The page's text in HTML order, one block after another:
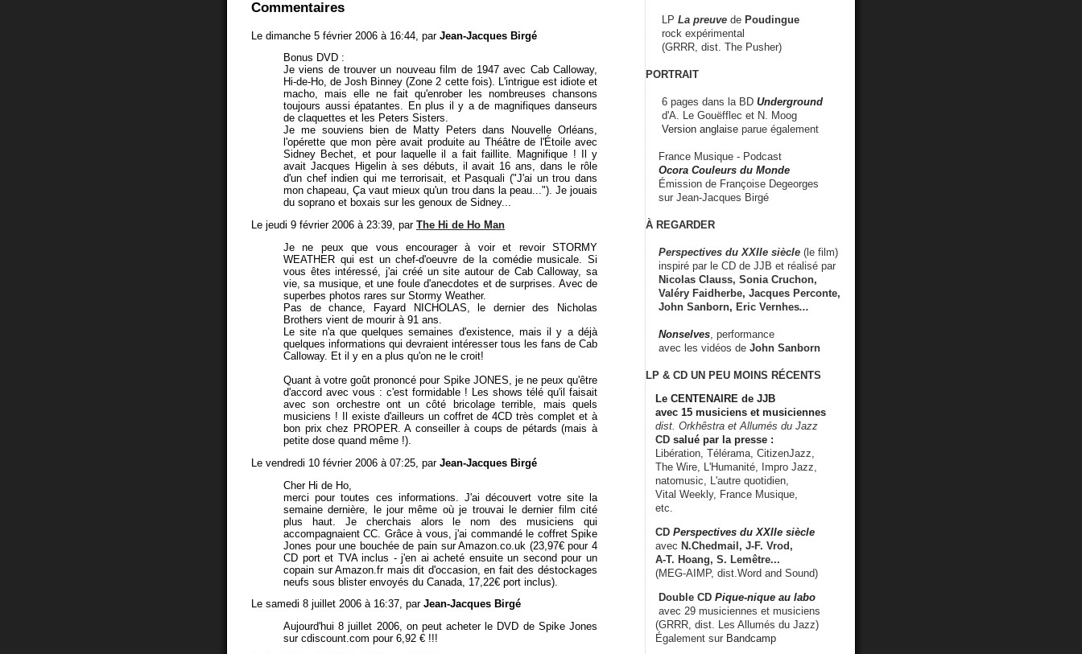
Commentaires
Le dimanche 5 février 2006 à 16:44, par Jean-Jacques Birgé
Bonus DVD :
Je viens de trouver un nouveau film de 1947 avec Cab Calloway,
Hi-de-Ho, de Josh Binney (Zone 2 cette fois). L'intrigue est idiote et
macho, mais elle ne fait qu'enrober les nombreuses chansons
toujours aussi épatantes. En plus il y a de magnifiques danseurs
de claquettes et les Peters Sisters.
Je me souviens bien de Matty Peters dans Nouvelle Orléans,
l'opérette que mon père avait produite au Théâtre de l'Étoile avec
Sidney Bechet, et pour laquelle il a fait faillite. Magnifique ! Il y
avait Jacques Higelin à ses débuts, il avait 16 ans, dans le rôle
d'un chef indien qui me terrorisait, et Pasquali ("J'ai un trou dans
mon chapeau, Ça vaut mieux qu'un trou dans la peau..."). Je jouais
du soprano et boxais sur les genoux de Sidney...
Le jeudi 9 février 2006 à 23:39, par The Hi de Ho Man
Je ne peux que vous encourager à voir et revoir STORMY
WEATHER qui est un chef-d'oeuvre de la comédie musicale. Si
vous êtes intéressé, j'ai créé un site autour de Cab Calloway, sa
vie, sa musique, et une foule d'anecdotes et de surprises. Avec de
superbes photos rares sur Stormy Weather.
Pas de chance, Fayard NICHOLAS, le dernier des Nicholas
Brothers vient de mourir à 91 ans.
Le site n'a que quelques semaines d'existence, mais il y a déjà
quelques informations qui devraient intéresser tous les fans de Cab
Calloway. Et il y en a plus qu'on ne le croit!
Quant à votre goût prononcé pour Spike JONES, je ne peux qu'être
d'accord avec vous : c'est formidable ! Les shows télé qu'il faisait
avec son orchestre ont un côté bricolage terrible, mais quels
musiciens ! Il existe d'ailleurs un coffret de 4CD très complet et à
bon prix chez PROPER. A conseiller à coups de pétards (mais à
petite dose quand même !).
Le vendredi 10 février 2006 à 07:25, par Jean-Jacques Birgé
Cher Hi de Ho,
merci pour toutes ces informations. J'ai découvert votre site la
semaine dernière, le jour même où je trouvai le dernier film cité
plus haut. Je cherchais alors le nom des musiciens qui
accompagnaient CC. Grâce à vous, j'ai commandé le coffret Spike
Jones pour une bouchée de pain sur Amazon.co.uk (23,97€ pour 4
CD port et TVA inclus - j'en ai acheté ensuite un second pour un
copain sur Amazon.fr mais dit d'occasion, en fait des déstockages
neufs sous blister envoyés du Canada, 17,22€ port inclus).
Le samedi 8 juillet 2006 à 16:37, par Jean-Jacques Birgé
Aujourd'hui 8 juillet 2006, on peut acheter le DVD de Spike Jones
sur cdiscount.com pour 6,92 € !!!
LP La preuve de Poudingue
rock expérimental
(GRRR, dist. The Pusher)
PORTRAIT
6 pages dans la BD Underground
d'A. Le Gouëfflec et N. Moog
Version anglaise parue également
France Musique - Podcast
Ocora Couleurs du Monde
Émission de Françoise Degeorges
sur Jean-Jacques Birgé
À REGARDER
Perspectives du XXIIe siècle (le film)
inspiré par le CD de JJB et réalisé par
Nicolas Clauss, Sonia Cruchon,
Valéry Faidherbe, Jacques Perconte,
John Sanborn, Eric Vernhes...
Nonselves , performance
avec les vidéos de John Sanborn
LP & CD UN PEU MOINS RÉCENTS
Le CENTENAIRE de JJB
avec 15 musiciens et musiciennes
dist. Orkhêstra et Allumés du Jazz
CD salué par la presse :
Libération, Télérama, CitizenJazz,
The Wire, L'Humanité, Impro Jazz,
natomusic, L'autre quotidien,
Vital Weekly, France Musique,
etc.
CD Perspectives du XXIIe siècle
avec N.Chedmail, J-F. Vrod,
A-T. Hoang, S. Lemêtre...
(MEG-AIMP, dist.Word and Sound)
Double CD Pique-nique au labo
avec 29 musiciennes et musiciens
(GRRR, dist. Les Allumés du Jazz)
Également sur Bandcamp